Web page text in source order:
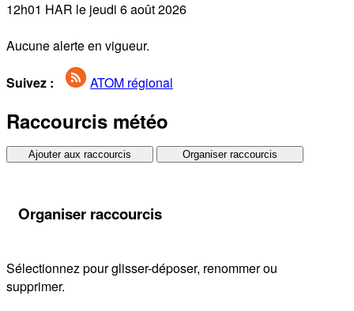
12h01 HAR le jeudi 6 août 2026
Aucune alerte en vigueur.
Suivez : ATOM régional
Raccourcis météo
Ajouter aux raccourcis Organiser raccourcis
Organiser raccourcis
Sélectionnez pour glisser-déposer, renommer ou
supprimer.